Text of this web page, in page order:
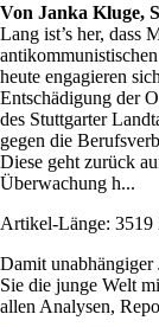
Von Janka Kluge,
Lang ist’s her, dass
heute engagieren
Entschädigung der
des Stuttgarter
gegen die
Diese geht zurück
Überwachung h...
Artikel-Länge: 3519
Damit
Sie die junge Welt
allen Analysen,